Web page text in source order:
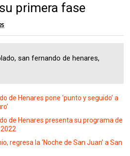
primera fase
san fernando de henares,
de Henares pone ‘punto y seguido’ a
de Henares presenta su programa de
regresa la ‘Noche de San Juan’ a San